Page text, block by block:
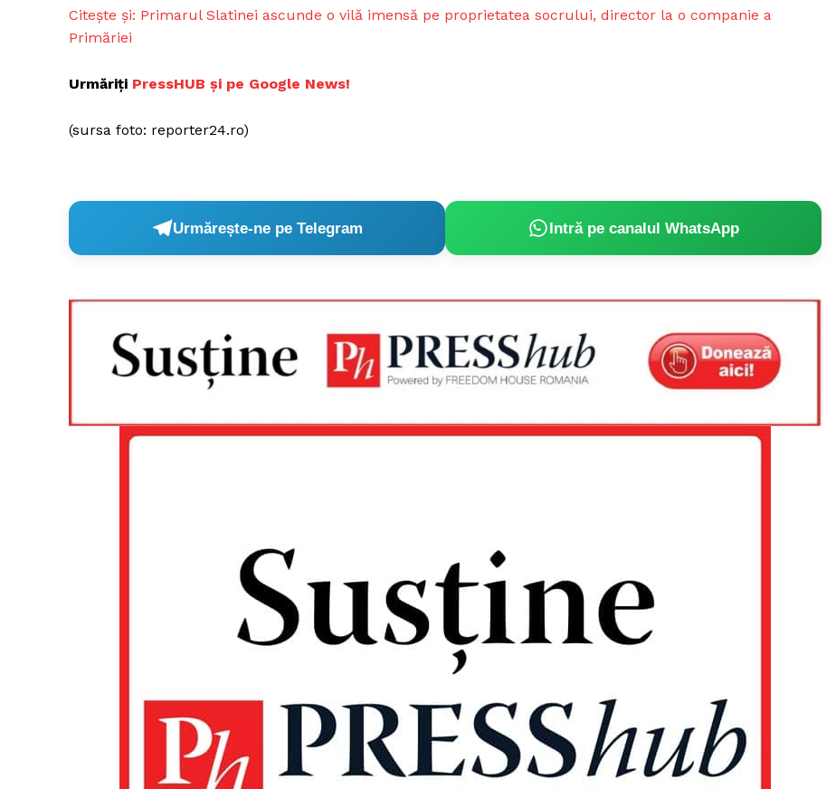
Citește și: Primarul Slatinei ascunde o vilă imensă pe proprietatea socrului, director la o companie a
Primăriei
Urmăriți PressHUB și pe Google News!
(sursa foto: reporter24.ro)
Urmărește-ne pe Telegram Intră pe canalul WhatsApp